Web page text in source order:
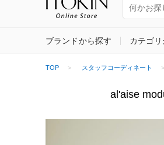
ブランドから探す カテゴ
TOP スタッフコーディネート
al'aise